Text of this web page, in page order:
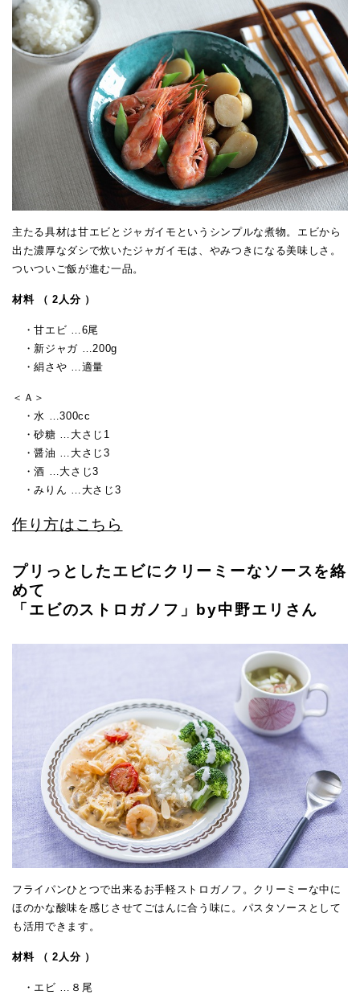
主たる具材は甘エビとジャガイモというシンプルな煮物。エビから
出た濃厚なダシで炊いたジャガイモは、やみつきになる美味しさ。
ついついご飯が進む一品。
材料 （ 2人分 ）
・甘エビ …6尾
・新ジャガ …200g
・絹さや …適量
＜Ａ＞
・水 …300cc
・砂糖 …大さじ1
・醤油 …大さじ3
・酒 …大さじ3
・みりん …大さじ3
作り方はこちら
プリっとしたエビにクリーミーなソースを絡
めて
「エビのストロガノフ」by中野エリさん
フライパンひとつで出来るお手軽ストロガノフ。クリーミーな中に
ほのかな酸味を感じさせてごはんに合う味に。パスタソースとして
も活用できます。
材料 （ 2人分 ）
・エビ …８尾